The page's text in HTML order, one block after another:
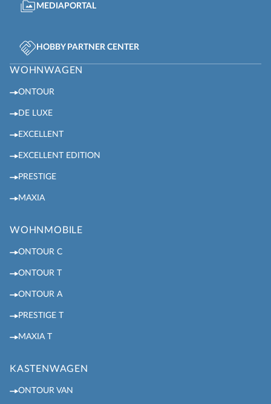
MEDIAPORTAL
HOBBY PARTNER CENTER
WOHNWAGEN
ONTOUR
DE LUXE
EXCELLENT
EXCELLENT EDITION
PRESTIGE
MAXIA
WOHNMOBILE
ONTOUR C
ONTOUR T
ONTOUR A
PRESTIGE T
MAXIA T
KASTENWAGEN
ONTOUR VAN